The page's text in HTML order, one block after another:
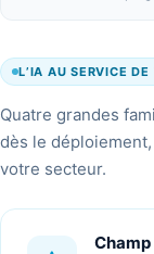
L’IA AU SERVICE
Quatre grandes
dès le
votre secteur.